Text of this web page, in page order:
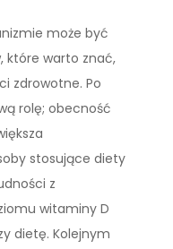
może być
które warto znać,
zdrowotne. Po
rolę; obecność
stosujące diety
z
witaminy D
dietę. Kolejnym